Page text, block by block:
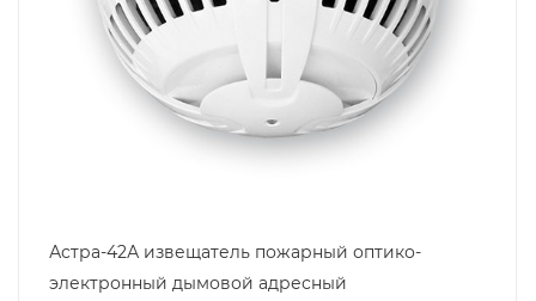
Астра-42А извещатель пожарный оптико-
электронный дымовой адресный